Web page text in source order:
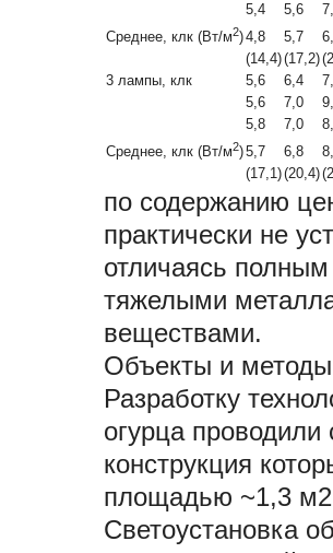
5,4
5,6
Среднее, клк (Вт/м2)4,8 5,7
(14,4)(17,2)
3 лампы, клк
5,6 6,4
5,6
7,0
5,8
7,0
Среднее, клк (Вт/м2)5,7 6,8
(17,1)(20,4)
по содержанию
практически не
отличаясь
тяжелыми
веществами.
Объекты и
Разработку
огурца
конструкция
площадью ~1,3
Светоустановка